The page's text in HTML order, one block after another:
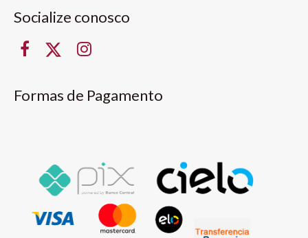
Socialize conosco
Formas de Pagamento